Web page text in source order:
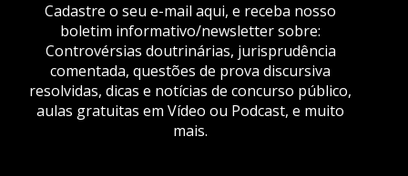
Cadastre o seu e-mail aqui, e receba nosso
boletim informativo/newsletter sobre:
Controvérsias doutrinárias, jurisprudência
comentada, questões de prova discursiva
resolvidas, dicas e notícias de concurso público,
aulas gratuitas em Vídeo ou Podcast, e muito
mais.